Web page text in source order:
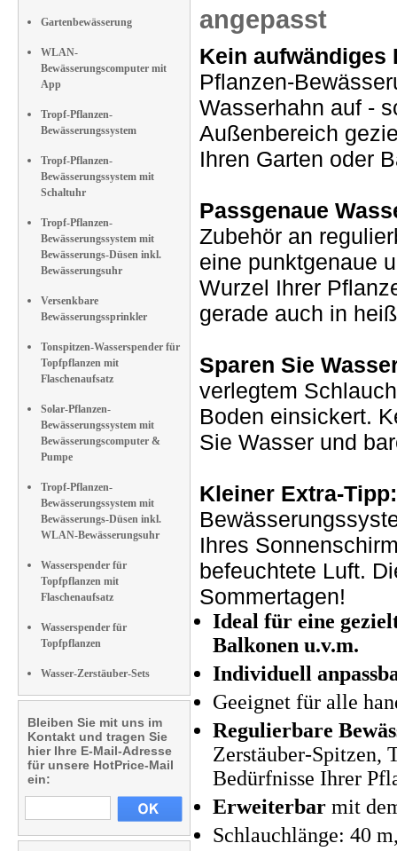
Gartenbewässerung
WLAN-
Bewässerungscomputer mit
App
Tropf-Pflanzen-
Bewässerungssystem
Tropf-Pflanzen-
Bewässerungssystem mit
Schaltuhr
Tropf-Pflanzen-
Bewässerungssystem mit
Bewässerungs-Düsen inkl.
Bewässerungsuhr
Versenkbare
Bewässerungssprinkler
Tonspitzen-Wasserspender für
Topfpflanzen mit
Flaschenaufsatz
Solar-Pflanzen-
Bewässerungssystem mit
Bewässerungscomputer &
Pumpe
Tropf-Pflanzen-
Bewässerungssystem mit
Bewässerungs-Düsen inkl.
WLAN-Bewässerungsuhr
Wasserspender für
Topfpflanzen mit
Flaschenaufsatz
Wasserspender für
Topfpflanzen
Wasser-Zerstäuber-Sets
Bleiben Sie mit uns im
Kontakt und tragen Sie
hier Ihre E-Mail-Adresse
für unsere HotPrice-Mail
ein:
angepasst
Kein
Pflanzen-
Wasserhahn auf -
Außenbereich
Ihren Garten oder
Passgenaue
Zubehör an
eine punktgenaue
Wurzel Ihrer
gerade auch in
Sparen Sie
verlegtem
Boden einsickert.
Sie Wasser und
Kleiner Extra-Tipp:
Ihres
befeuchtete Luft.
Sommertagen!
Ideal für eine
Balkonen u.v.m.
Individuell
Geeignet für alle
Regulierbare
Zerstäuber-Spitzen,
Bedürfnisse Ihrer
Erweiterbar mit
Schlauchlänge: 40